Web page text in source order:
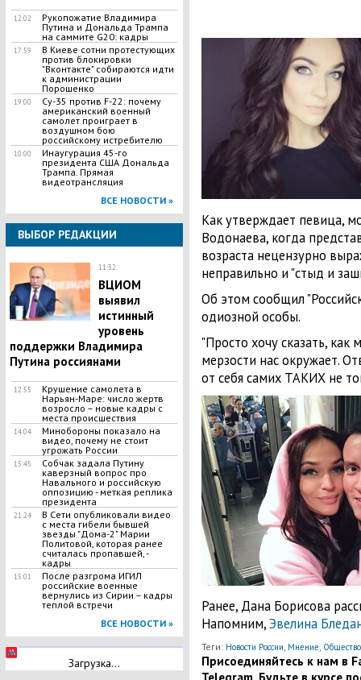
12:02
Рукопожатие Владимира
Путина и Дональда Трампа
на саммите G20: кадры
17:59
В Киеве сотни протестующих
против блокировки
"Вконтакте" собираются идти
к администрации
Порошенко
19:00
Су-35 против F-22: почему
американский военный
самолет проиграет в
воздушном бою
российскому истребителю
10:00
Инаугурация 45-го
президента США Дональда
Трампа. Прямая
видеотрансляция
ВСЕ НОВОСТИ »
ВЫБОР РЕДАКЦИИ
11:32
ВЦИОМ
выявил
истинный
уровень
поддержки Владимира
Путина россиянами
12:55
Крушение самолета в
Нарьян-Маре: число жертв
возросло – новые кадры с
места происшествия
14:04
Минобороны показало на
видео, почему не стоит
угрожать России
15:45
Собчак задала Путину
каверзный вопрос про
Навального и российскую
оппозицию - меткая реплика
президента
21:24
В Сети опубликовали видео
с места гибели бывшей
звезды "Дома-2" Марии
Политовой, которая ранее
считалась пропавшей, -
кадры
15:01
После разгрома ИГИЛ
российские военные
вернулись из Сирии – кадры
теплой встречи
ВСЕ НОВОСТИ »
Загрузка...
Как утверждает певица,
Водонаева, когда
возраста нецензурно
неправильно и "стыд и
Об этом сообщил
одиозной особы.
"Просто хочу сказать, как
мерзости нас окружает.
от себя самих ТАКИХ не
Ранее, Дана Борисова
Напомним,Эвелина
Теги: Новости России, Мнение, Общество
Присоединяйтесь к нам в